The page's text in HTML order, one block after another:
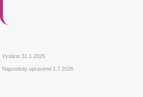
Vydáno31.1.2025
Naposledy upraveno 1.7.2026